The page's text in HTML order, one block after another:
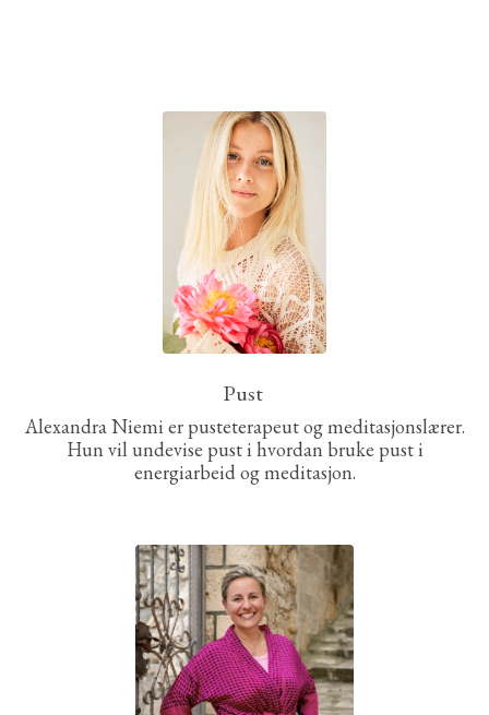
Pust
Alexandra Niemi er pusteterapeut og meditasjonslærer.
Hun vil undevise pust i hvordan bruke pust i
energiarbeid og meditasjon.